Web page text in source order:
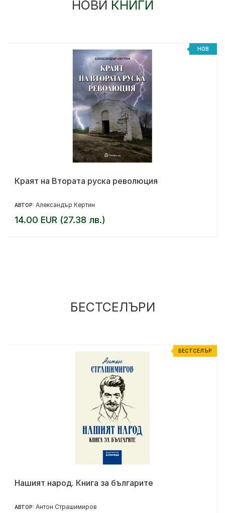
НОВИ КНИГИ
НОВ
Краят на Втората руска революция
АВТОР: Александър Кертин
14.00 EUR (27.38 лв.)
БЕСТСЕЛЪРИ
БЕСТСЕЛЪР
Нашият народ. Книга за българите
АВТОР: Антон Страшимиров